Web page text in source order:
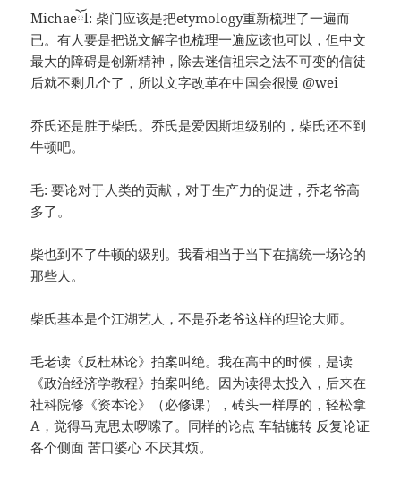
Michaeོl: 柴门应该是把etymology重新梳理了一遍而
已。有人要是把说文解字也梳理一遍应该也可以，但中文
最大的障碍是创新精神，除去迷信祖宗之法不可变的信徒
后就不剩几个了，所以文字改革在中国会很慢 @wei
乔氏还是胜于柴氏。乔氏是爱因斯坦级别的，柴氏还不到
牛顿吧。
毛: 要论对于人类的贡献，对于生产力的促进，乔老爷高
多了。
柴也到不了牛顿的级别。我看相当于当下在搞统一场论的
那些人。
柴氏基本是个江湖艺人，不是乔老爷这样的理论大师。
毛老读《反杜林论》拍案叫绝。我在高中的时候，是读
《政治经济学教程》拍案叫绝。因为读得太投入，后来在
社科院修《资本论》（必修课），砖头一样厚的，轻松拿
A，觉得马克思太啰嗦了。同样的论点 车轱辘转 反复论证
各个侧面 苦口婆心 不厌其烦。